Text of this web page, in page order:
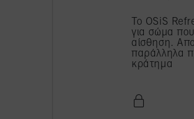
To OSiS
για σώμα
αίσθηση.
παράλληλα
κράτημα